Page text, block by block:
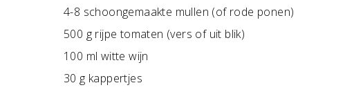
4-8 schoongemaakte mullen (of rode ponen)
500 g rijpe tomaten (vers of uit blik)
100 ml witte wijn
30 g kappertjes